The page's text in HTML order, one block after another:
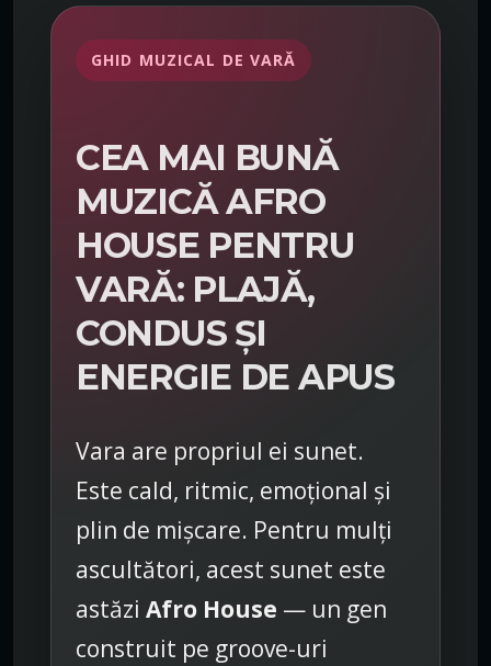
GHID MUZICAL DE VARĂ
CEA MAI BUNĂ
MUZICĂ AFRO
HOUSE PENTRU
VARĂ: PLAJĂ,
CONDUS ȘI
ENERGIE DE APUS
Vara are propriul ei sunet.
Este cald, ritmic, emoțional și
plin de mișcare. Pentru mulți
ascultători, acest sunet este
astăzi Afro House — un gen
construit pe groove-uri